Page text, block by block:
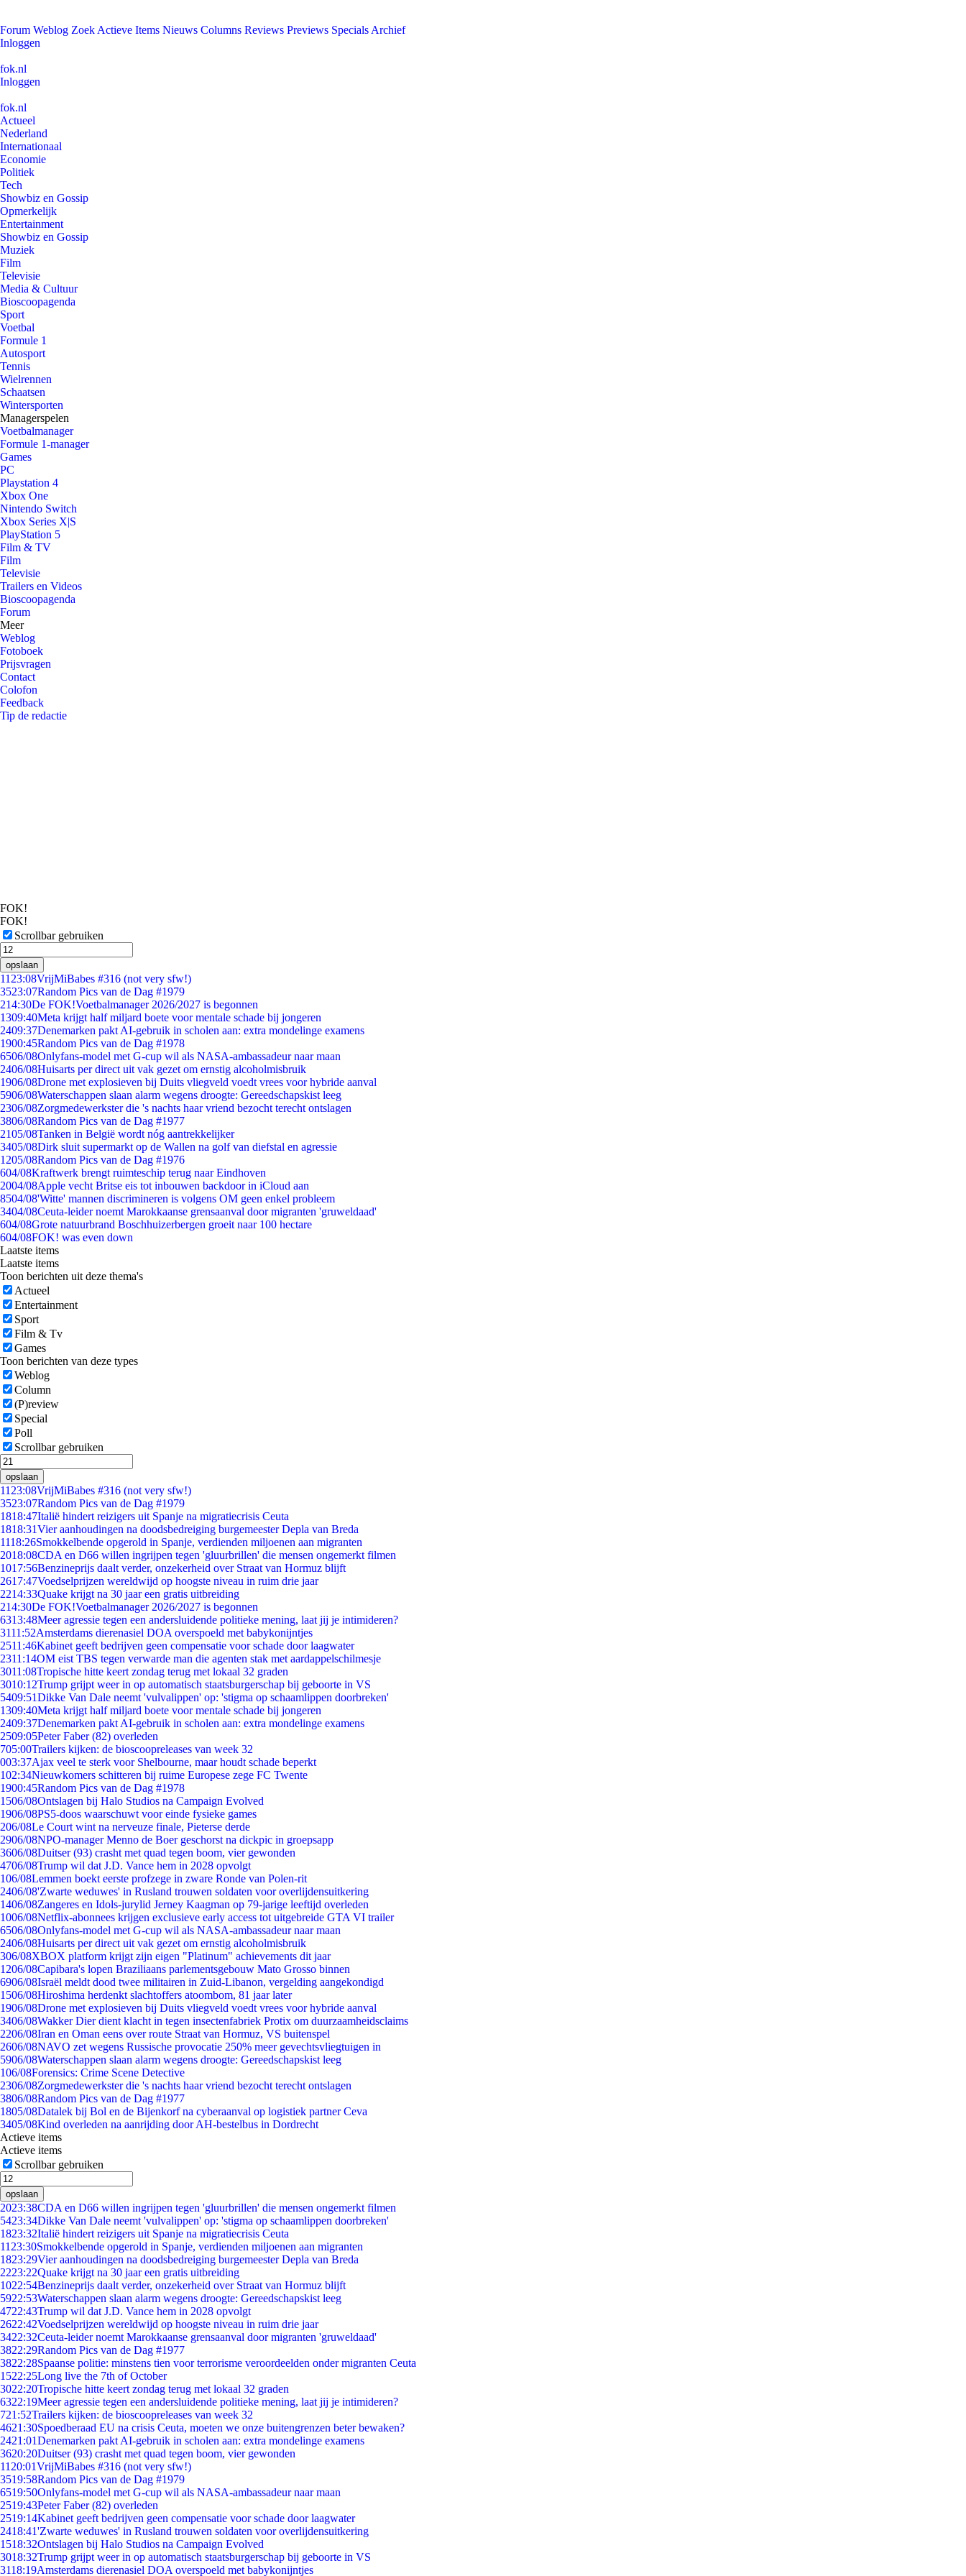
Forum Weblog Zoek Actieve Items Nieuws Columns Reviews Previews Specials Archief
Inloggen
fok.nl
Inloggen
fok.nl
Actueel
Nederland
Internationaal
Economie
Politiek
Tech
Showbiz en Gossip
Opmerkelijk
Entertainment
Showbiz en Gossip
Muziek
Film
Televisie
Media & Cultuur
Bioscoopagenda
Sport
Voetbal
Formule 1
Autosport
Tennis
Wielrennen
Schaatsen
Wintersporten
Managerspelen
Voetbalmanager
Formule 1-manager
Games
PC
Playstation 4
Xbox One
Nintendo Switch
Xbox Series X|S
PlayStation 5
Film & TV
Film
Televisie
Trailers en Videos
Bioscoopagenda
Forum
Meer
Weblog
Fotoboek
Prijsvragen
Contact
Colofon
Feedback
Tip de redactie
FOK!
FOK!
Scrollbar gebruiken
opslaan
11 23:08VrijMiBabes #316 (not very sfw!)
3523:07Random Pics van de Dag #1979
214:30De FOK!Voetbalmanager 2026/2027 is begonnen
1309:40Meta krijgt half miljard boete voor mentale schade bij jongeren
2409:37Denemarken pakt AI-gebruik in scholen aan: extra mondelinge examens
1900:45Random Pics van de Dag #1978
6506/08Onlyfans-model met G-cup wil als NASA-ambassadeur naar maan
2406/08Huisarts per direct uit vak gezet om ernstig alcoholmisbruik
1906/08Drone met explosieven bij Duits vliegveld voedt vrees voor hybride aanval
5906/08Waterschappen slaan alarm wegens droogte: Gereedschapskist leeg
2306/08Zorgmedewerkster die 's nachts haar vriend bezocht terecht ontslagen
3806/08Random Pics van de Dag #1977
2105/08Tanken in België wordt nóg aantrekkelijker
3405/08Dirk sluit supermarkt op de Wallen na golf van diefstal en agressie
1205/08Random Pics van de Dag #1976
604/08Kraftwerk brengt ruimteschip terug naar Eindhoven
2004/08Apple vecht Britse eis tot inbouwen backdoor in iCloud aan
8504/08'Witte' mannen discrimineren is volgens OM geen enkel probleem
3404/08Ceuta-leider noemt Marokkaanse grensaanval door migranten 'gruweldaad'
604/08Grote natuurbrand Boschhuizerbergen groeit naar 100 hectare
604/08FOK! was even down
Laatste items
Laatste items
Toon berichten uit deze thema's
Actueel
Entertainment
Sport
Film & Tv
Games
Toon berichten van deze types
Weblog
Column
(P)review
Special
Poll
Scrollbar gebruiken
opslaan
11 23:08VrijMiBabes #316 (not very sfw!)
3523:07Random Pics van de Dag #1979
1818:47Italië hindert reizigers uit Spanje na migratiecrisis Ceuta
1818:31Vier aanhoudingen na doodsbedreiging burgemeester Depla van Breda
1118:26Smokkelbende opgerold in Spanje, verdienden miljoenen aan migranten
2018:08CDA en D66 willen ingrijpen tegen 'gluurbrillen' die mensen ongemerkt filmen
1017:56Benzineprijs daalt verder, onzekerheid over Straat van Hormuz blijft
2617:47Voedselprijzen wereldwijd op hoogste niveau in ruim drie jaar
2214:33Quake krijgt na 30 jaar een gratis uitbreiding
214:30De FOK!Voetbalmanager 2026/2027 is begonnen
6313:48Meer agressie tegen een andersluidende politieke mening, laat jij je intimideren?
3111:52Amsterdams dierenasiel DOA overspoeld met babykonijntjes
2511:46Kabinet geeft bedrijven geen compensatie voor schade door laagwater
2311:14OM eist TBS tegen verwarde man die agenten stak met aardappelschilmesje
3011:08Tropische hitte keert zondag terug met lokaal 32 graden
3010:12Trump grijpt weer in op automatisch staatsburgerschap bij geboorte in VS
5409:51Dikke Van Dale neemt 'vulvalippen' op: 'stigma op schaamlippen doorbreken'
1309:40Meta krijgt half miljard boete voor mentale schade bij jongeren
2409:37Denemarken pakt AI-gebruik in scholen aan: extra mondelinge examens
2509:05Peter Faber (82) overleden
705:00Trailers kijken: de bioscoopreleases van week 32
003:37Ajax veel te sterk voor Shelbourne, maar houdt schade beperkt
102:34Nieuwkomers schitteren bij ruime Europese zege FC Twente
1900:45Random Pics van de Dag #1978
1506/08Ontslagen bij Halo Studios na Campaign Evolved
1906/08PS5-doos waarschuwt voor einde fysieke games
206/08Le Court wint na nerveuze finale, Pieterse derde
2906/08NPO-manager Menno de Boer geschorst na dickpic in groepsapp
3606/08Duitser (93) crasht met quad tegen boom, vier gewonden
4706/08Trump wil dat J.D. Vance hem in 2028 opvolgt
106/08Lemmen boekt eerste profzege in zware Ronde van Polen-rit
2406/08'Zwarte weduwes' in Rusland trouwen soldaten voor overlijdensuitkering
1406/08Zangeres en Idols-jurylid Jerney Kaagman op 79-jarige leeftijd overleden
1006/08Netflix-abonnees krijgen exclusieve early access tot uitgebreide GTA VI trailer
6506/08Onlyfans-model met G-cup wil als NASA-ambassadeur naar maan
2406/08Huisarts per direct uit vak gezet om ernstig alcoholmisbruik
306/08XBOX platform krijgt zijn eigen "Platinum" achievements dit jaar
1206/08Capibara's lopen Braziliaans parlementsgebouw Mato Grosso binnen
6906/08Israël meldt dood twee militairen in Zuid-Libanon, vergelding aangekondigd
1506/08Hiroshima herdenkt slachtoffers atoombom, 81 jaar later
1906/08Drone met explosieven bij Duits vliegveld voedt vrees voor hybride aanval
3406/08Wakker Dier dient klacht in tegen insectenfabriek Protix om duurzaamheidsclaims
2206/08Iran en Oman eens over route Straat van Hormuz, VS buitenspel
2606/08NAVO zet wegens Russische provocatie 250% meer gevechtsvliegtuigen in
5906/08Waterschappen slaan alarm wegens droogte: Gereedschapskist leeg
106/08Forensics: Crime Scene Detective
2306/08Zorgmedewerkster die 's nachts haar vriend bezocht terecht ontslagen
3806/08Random Pics van de Dag #1977
1805/08Datalek bij Bol en de Bijenkorf na cyberaanval op logistiek partner Ceva
3405/08Kind overleden na aanrijding door AH-bestelbus in Dordrecht
Actieve items
Actieve items
Scrollbar gebruiken
opslaan
2023:38CDA en D66 willen ingrijpen tegen 'gluurbrillen' die mensen ongemerkt filmen
5423:34Dikke Van Dale neemt 'vulvalippen' op: 'stigma op schaamlippen doorbreken'
1823:32Italië hindert reizigers uit Spanje na migratiecrisis Ceuta
11 23:30Smokkelbende opgerold in Spanje, verdienden miljoenen aan migranten
1823:29Vier aanhoudingen na doodsbedreiging burgemeester Depla van Breda
2223:22Quake krijgt na 30 jaar een gratis uitbreiding
1022:54Benzineprijs daalt verder, onzekerheid over Straat van Hormuz blijft
5922:53Waterschappen slaan alarm wegens droogte: Gereedschapskist leeg
4722:43Trump wil dat J.D. Vance hem in 2028 opvolgt
2622:42Voedselprijzen wereldwijd op hoogste niveau in ruim drie jaar
3422:32Ceuta-leider noemt Marokkaanse grensaanval door migranten 'gruweldaad'
3822:29Random Pics van de Dag #1977
3822:28Spaanse politie: minstens tien voor terrorisme veroordeelden onder migranten Ceuta
1522:25Long live the 7th of October
3022:20Tropische hitte keert zondag terug met lokaal 32 graden
6322:19Meer agressie tegen een andersluidende politieke mening, laat jij je intimideren?
721:52Trailers kijken: de bioscoopreleases van week 32
4621:30Spoedberaad EU na crisis Ceuta, moeten we onze buitengrenzen beter bewaken?
2421:01Denemarken pakt AI-gebruik in scholen aan: extra mondelinge examens
3620:20Duitser (93) crasht met quad tegen boom, vier gewonden
11 20:01VrijMiBabes #316 (not very sfw!)
3519:58Random Pics van de Dag #1979
6519:50Onlyfans-model met G-cup wil als NASA-ambassadeur naar maan
2519:43Peter Faber (82) overleden
2519:14Kabinet geeft bedrijven geen compensatie voor schade door laagwater
2418:41'Zwarte weduwes' in Rusland trouwen soldaten voor overlijdensuitkering
1518:32Ontslagen bij Halo Studios na Campaign Evolved
3018:32Trump grijpt weer in op automatisch staatsburgerschap bij geboorte in VS
3118:19Amsterdams dierenasiel DOA overspoeld met babykonijntjes